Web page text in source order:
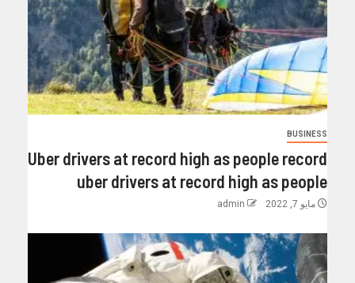
BUSINESS
Uber drivers at record high as people record
uber drivers at record high as people
مايو 7, 2022 admin